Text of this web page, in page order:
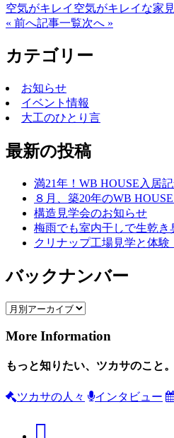
空気がキレイ 空気がキレイな家
« 前へ記事一覧次へ »
カテゴリー
お知らせ
イベント情報
大工のひとり言
最新の投稿
満21年！WB HOUSE入居
８月、築20年のWB
構造見学会のお知らせ
梅雨でも室内干しで生乾き
クリナップ工場見学と体験
バックナンバー
More Information
もっと知りたい、ツカサのこと。
ツカサの人々 インタビュー